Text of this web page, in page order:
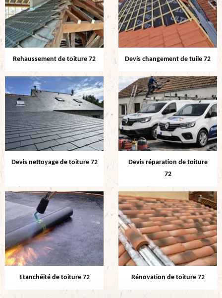
Rehaussement de toiture 72 Devis changement de tuile 72
Devis nettoyage de toiture 72
Devis réparation de toiture
72
Etanchéité de toiture 72 Rénovation de toiture 72